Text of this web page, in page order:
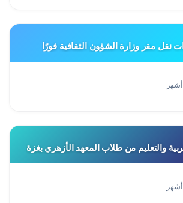
نقل مقر وزارة الشؤون الثقافية فورًا
والتعليم من طلاب المعهد الأزهري بغزة